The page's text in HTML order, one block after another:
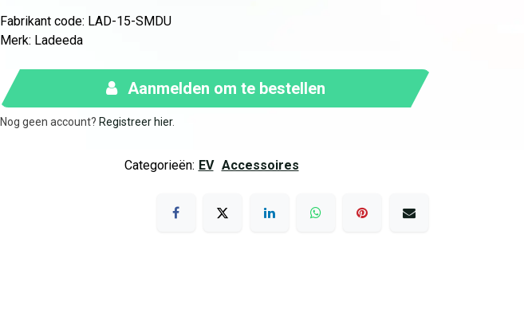
Fabrikant code: LAD-15-SMDU
Merk: Ladeeda
Aanmelden om te bestellen
Nog geen account? Registreer hier.
Categorieën: Accessoires
EV